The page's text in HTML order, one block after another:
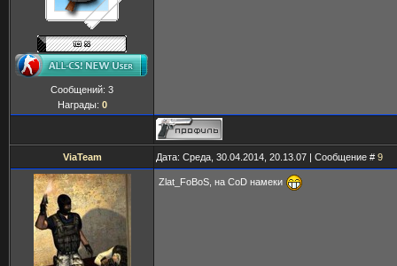
Сообщений: 3
Награды: 0
ViaTeam Дата: Среда, 30.04.2014, 20.13.07 | Сообщение # 9
Zlat_FoBoS, на CoD намеки